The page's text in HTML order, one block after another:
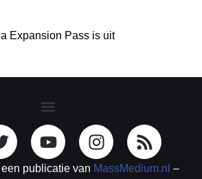
Expansion Pass is uit
publicatie van MassMedium.nl –